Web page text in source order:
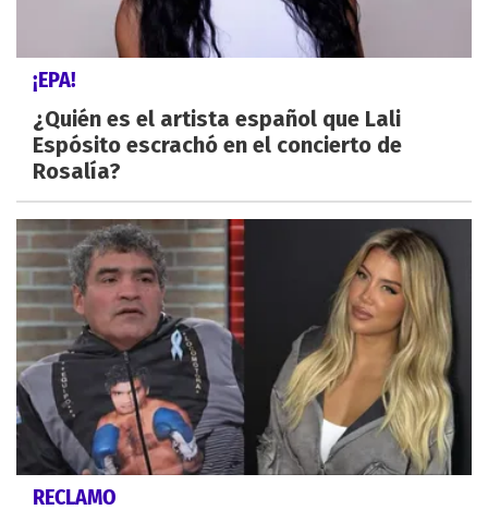
¡EPA!
¿Quién es el artista español que Lali
Espósito escrachó en el concierto de
Rosalía?
RECLAMO